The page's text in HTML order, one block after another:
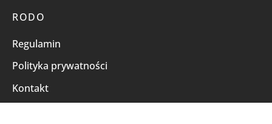
RODO
Regulamin
Polityka prywatności
Kontakt